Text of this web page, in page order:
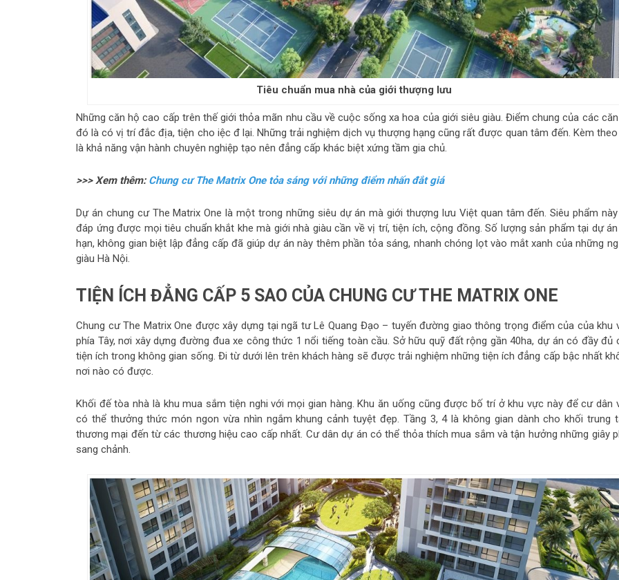
Tiêu chuẩn mua nhà của giới thượng lưu
Những căn hộ cao cấp trên thế giới thỏa mãn nhu cầu về cuộc sống xa hoa của giới siêu giàu. Điểm chung của các
đó là có vị trí đắc địa, tiện cho iệc đ lại. Những trải nghiệm dịch vụ thượng hạng cũng rất được quan tâm đến. Kèm
là khả năng vận hành chuyên nghiệp tạo nên đẳng cấp khác biệt xứng tầm gia chủ.
>>> Xem thêm: Chung cư The Matrix One tỏa sáng với những điểm nhấn đắt giá
Dự án chung cư The Matrix One là một trong những siêu dự án mà giới thượng lưu Việt quan tâm đến. Siêu phẩm
đáp ứng được mọi tiêu chuẩn khắt khe mà giới nhà giàu cần về vị trí, tiện ích, cộng đồng. Số lượng sản phẩm tại dự
hạn, không gian biệt lập đẳng cấp đã giúp dự án này thêm phần tỏa sáng, nhanh chóng lọt vào mắt xanh của những
giàu Hà Nội.
TIỆN ÍCH ĐẲNG CẤP 5 SAO CỦA CHUNG CƯ THE MATRIX ONE
Chung cư The Matrix One được xây dựng tại ngã tư Lê Quang Đạo – tuyến đường giao thông trọng điểm của của khu
phía Tây, nơi xây dựng đường đua xe công thức 1 nổi tiếng toàn cầu. Sở hữu quỹ đất rộng gần 40ha, dự án có đầy đủ
tiện ích trong không gian sống. Đi từ dưới lên trên khách hàng sẽ được trải nghiệm những tiện ích đẳng cấp bậc nhất
nơi nào có được.
Khối đế tòa nhà là khu mua sắm tiện nghi với mọi gian hàng. Khu ăn uống cũng được bố trí ở khu vực này để cư dân
có thể thưởng thức món ngon vừa nhìn ngắm khung cảnh tuyệt đẹp. Tầng 3, 4 là không gian dành cho khối trung
thương mại đến từ các thương hiệu cao cấp nhất. Cư dân dự án có thể thỏa thích mua sắm và tận hưởng những giây
sang chảnh.